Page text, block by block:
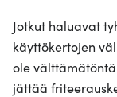
Jotkut haluavat
käyttökertojen
ole
jättää